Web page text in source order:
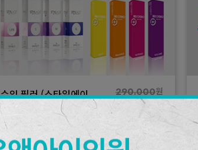
수입 필러 (스타일에이
지 or 벨로테로)
1,720,000
899,000원
수입 필러 5cc
지 or 벨로테로)
3,280,000원
1,699,000원
수입 필러 10cc
수입 필러 (스타일에이
지 or 벨로테로)
290,000원
219,000
눈밑(눈밑고랑) 필러(수입) 1cc